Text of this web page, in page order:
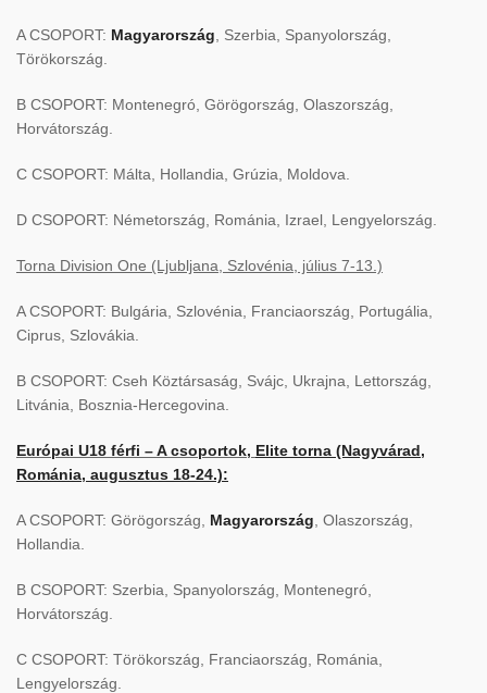
A CSOPORT: Magyarország , Szerbia, Spanyolország,
Törökország.
B CSOPORT: Montenegró, Görögország, Olaszország,
Horvátország.
C CSOPORT: Málta, Hollandia, Grúzia, Moldova.
D CSOPORT: Németország, Románia, Izrael, Lengyelország.
Torna Division One (Ljubljana, Szlovénia, július 7-13.)
A CSOPORT: Bulgária, Szlovénia, Franciaország, Portugália,
Ciprus, Szlovákia.
B CSOPORT: Cseh Köztársaság, Svájc, Ukrajna, Lettország,
Litvánia, Bosznia-Hercegovina.
Európai U18 férfi – A csoportok, Elite torna (Nagyvárad,
Románia, augusztus 18-24.):
A CSOPORT: Görögország, Magyarország , Olaszország,
Hollandia.
B CSOPORT: Szerbia, Spanyolország, Montenegró,
Horvátország.
C CSOPORT: Törökország, Franciaország, Románia,
Lengyelország.